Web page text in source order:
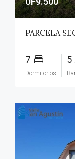
PARCELA
7
Dormitorios
5